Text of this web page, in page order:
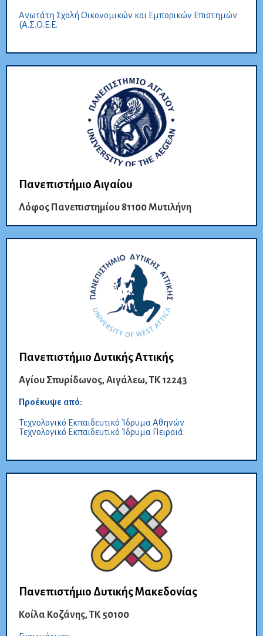
Ανωτάτη Σχολή Οικονομικών και Εμπορικών Επιστημών
(Α.Σ.Ο.Ε.Ε.
Πανεπιστήμιο Αιγαίου
Λόφος Πανεπιστημίου 81100 Μυτιλήνη
Πανεπιστήμιο Δυτικής Αττικής
Αγίου Σπυρίδωνος, Αιγάλεω, TK 12243
Προέκυψε από:
Τεχνολογικό Εκπαιδευτικό Ίδρυμα Αθηνών
Τεχνολογικό Εκπαιδευτικό Ίδρυμα Πειραιά
Πανεπιστήμιο Δυτικής Μακεδονίας
Κοίλα Κοζάνης, ΤΚ 50100